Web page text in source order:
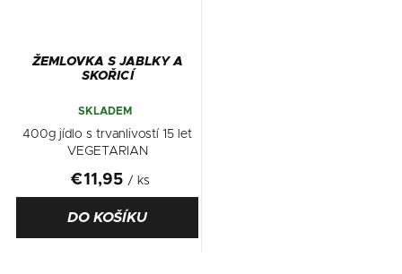
ŽEMLOVKA S JABLKY A
SKOŘICÍ
SKLADEM
€11,95 / ks
DO KOŠÍKU
400g jídlo s trvanlivostí 15 let
VEGETARIAN